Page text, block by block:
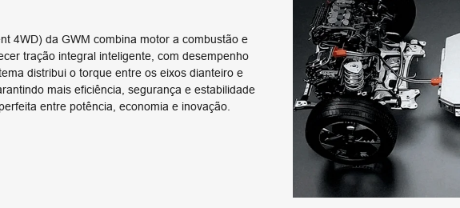
4WD) da GWM combina motor a combustão e
tração integral inteligente, com desempenho
distribui o torque entre os eixos dianteiro e
mais eficiência, segurança e estabilidade
entre potência, economia e inovação.